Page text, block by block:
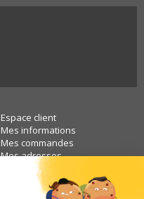
Espace client
Mes informations
Mes commandes
Mes adresses